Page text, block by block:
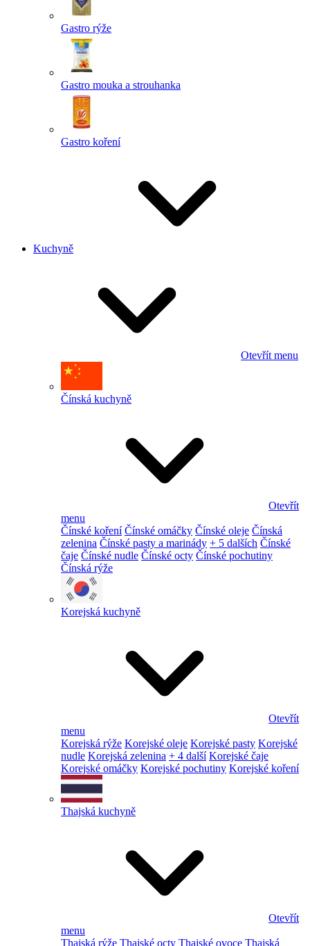
Gastro rýže
Gastro mouka a strouhanka
Gastro koření
Kuchyně
Otevřít menu
Čínská kuchyně
Otevřít
menu
Čínské koření Čínské omáčky Čínské oleje Čínská
zelenina Čínské pasty a marinády + 5 dalších Čínské
čaje Čínské nudle Čínské octy Čínské pochutiny
Čínská rýže
Korejská kuchyně
Otevřít
menu
Korejská rýže Korejské oleje Korejské pasty Korejské
nudle Korejská zelenina + 4 další Korejské čaje
Korejské omáčky Korejské pochutiny Korejské koření
Thajská kuchyně
Otevřít
menu
Thajská rýže Thajské octy Thajské ovoce Thajská